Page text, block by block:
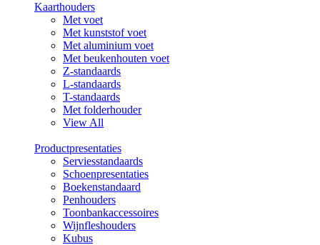
Kaarthouders
Met voet
Met kunststof voet
Met aluminium voet
Met beukenhouten voet
Z-standaards
L-standaards
T-standaards
Met folderhouder
View All
Productpresentaties
Serviesstandaards
Schoenpresentaties
Boekenstandaard
Penhouders
Toonbankaccessoires
Wijnfleshouders
Kubus